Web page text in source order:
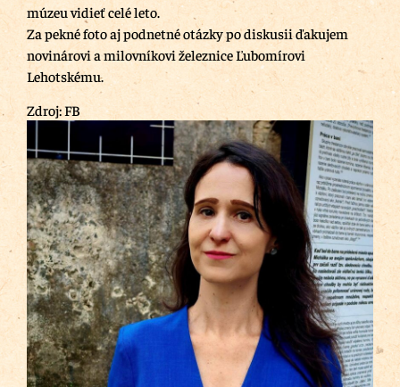
múzeu vidieť celé leto.
Za pekné foto aj podnetné otázky po diskusii ďakujem
novinárovi a milovníkovi železnice Ľubomírovi
Lehotskému.
Zdroj: FB